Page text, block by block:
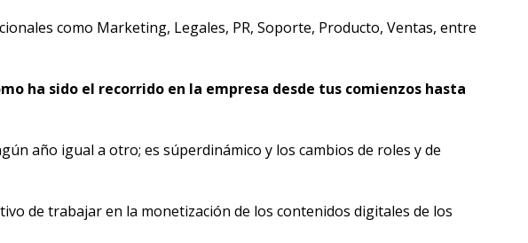
como Marketing, Legales, PR, Soporte, Producto, Ventas, entre
ha sido el recorrido en la empresa desde tus comienzos hasta
año igual a otro; es súperdinámico y los cambios de roles y de
de trabajar en la monetización de los contenidos digitales de los